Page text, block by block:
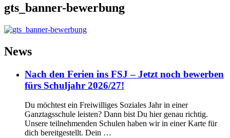
gts_banner-bewerbung
News
Nach den Ferien ins FSJ – Jetzt noch bewerben
fürs Schuljahr 2026/27!
Du möchtest ein Freiwilliges Soziales Jahr in einer
Ganztagsschule leisten? Dann bist Du hier genau richtig.
Unsere teilnehmenden Schulen haben wir in einer Karte für
dich bereitgestellt. Dein …